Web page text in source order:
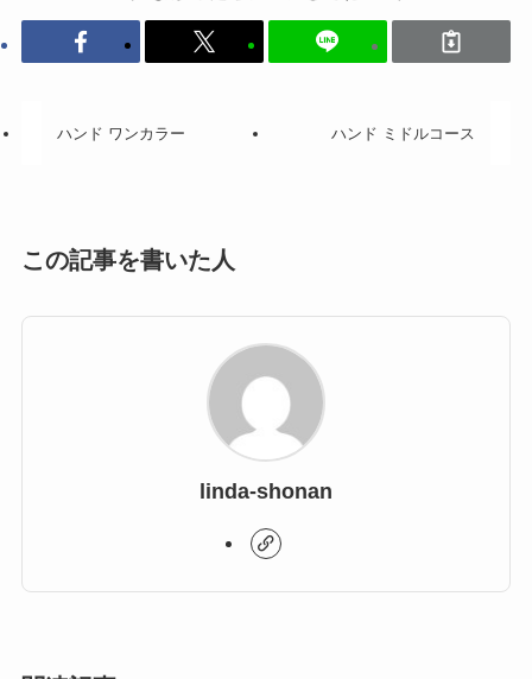
ハンド ワンカラー ハンド ミドルコース
この記事を書いた人
linda-shonan